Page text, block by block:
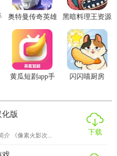
随剧情发展，体验原作的精彩
同的挑战关卡，包括战斗、解
游戏的乐趣。
奥特曼传奇英雄
体验服
黑暗料理王资源
无限
黄瓜短剧app手
闪闪喵厨房
版
像素火影次世代汉化版简介 《像素火影次...
下载